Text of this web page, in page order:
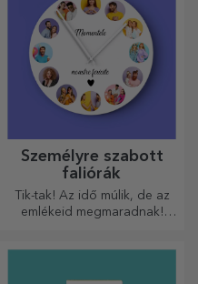
Személyre szabott
faliórák
Tik-tak! Az idő múlik, de az
emlékeid megmaradnak!